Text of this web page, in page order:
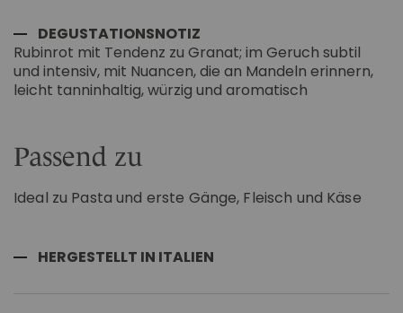
DEGUSTATIONSNOTIZ
Rubinrot mit Tendenz zu Granat; im Geruch subtil
und intensiv, mit Nuancen, die an Mandeln erinnern,
leicht tanninhaltig, würzig und aromatisch
Passend zu
Ideal zu Pasta und erste Gänge, Fleisch und Käse
HERGESTELLT IN ITALIEN